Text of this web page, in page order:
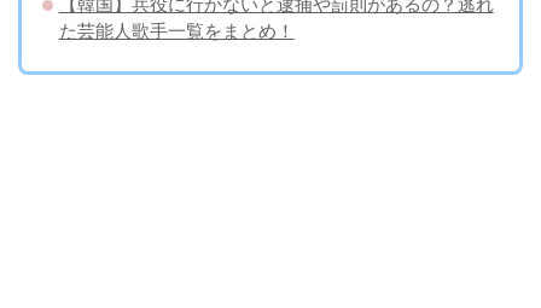
た芸能人歌手一覧をまとめ！